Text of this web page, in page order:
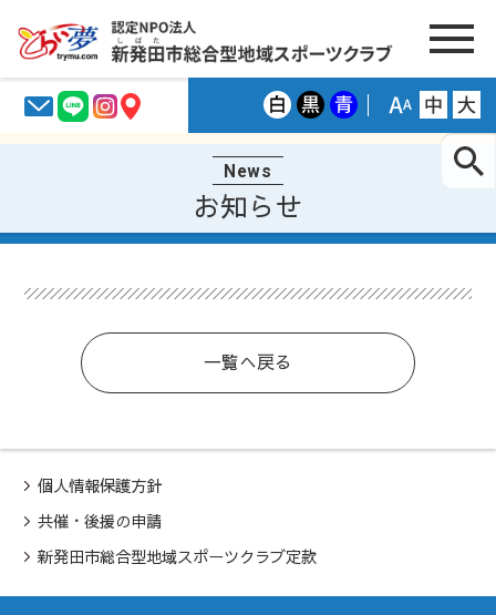
News
お知らせ
一覧へ戻る
個人情報保護方針
共催・後援の申請
新発田市総合型地域スポーツクラブ定款